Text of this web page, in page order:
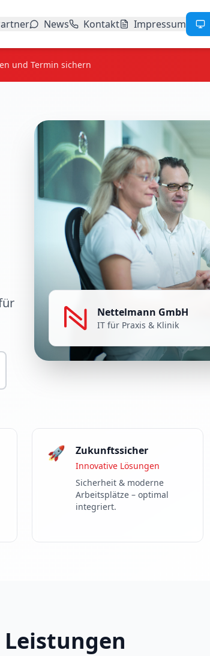
News Kontakt Impressum
und Termin sichern
Nettelmann GmbH
IT für Praxis & Klinik
🚀 Zukunftssicher
Innovative Lösungen
Sicherheit & moderne
Arbeitsplätze – optimal
integriert.
Leistungen